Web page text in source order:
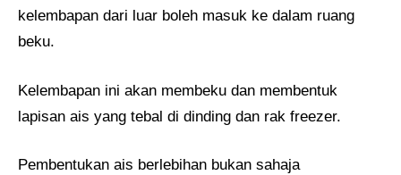
kelembapan dari luar boleh masuk ke dalam ruang
beku.
Kelembapan ini akan membeku dan membentuk
lapisan ais yang tebal di dinding dan rak freezer.
Pembentukan ais berlebihan bukan sahaja